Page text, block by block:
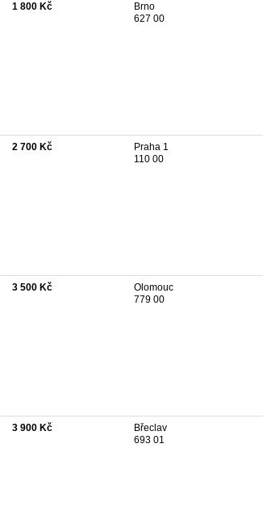
1 800 Kč
Brno
627 00
2 700 Kč
Praha 1
110 00
3 500 Kč
Olomouc
779 00
3 900 Kč
Břeclav
693 01